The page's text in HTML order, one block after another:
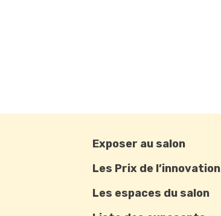
Exposer au salon
Les Prix de l’innovation
Les espaces du salon